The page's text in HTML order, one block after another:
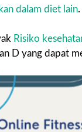
dalam diet lain.
Risiko
D yang dapat